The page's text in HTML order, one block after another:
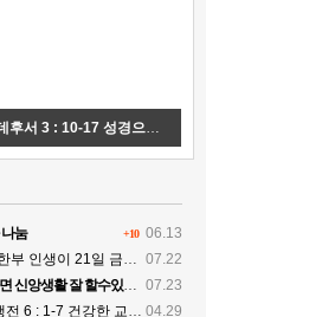
10-17 성경으로 온전하게 20260801
+10 06.13
눔
07.22
생이 21일 금식기도로 치유
07.23
앙생활 잘 할수있나요
04.29
강한 교회, 전파되는 복음 20260429